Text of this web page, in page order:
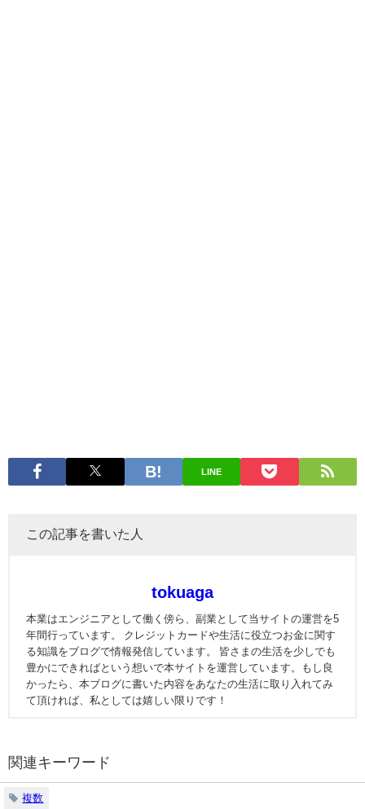
LINE
この記事を書いた人
tokuaga
本業はエンジニアとして働く傍ら、副業として当サイトの運営を5
年間行っています。 クレジットカードや生活に役立つお金に関す
る知識をブログで情報発信しています。 皆さまの生活を少しでも
豊かにできればという想いで本サイトを運営しています。もし良
かったら、本ブログに書いた内容をあなたの生活に取り入れてみ
て頂ければ、私としては嬉しい限りです！
関連キーワード
複数